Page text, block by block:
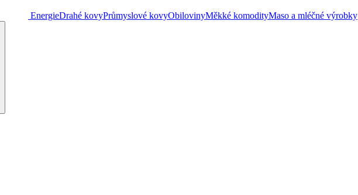
EnergieDrahé kovyPrůmyslové kovyObilovinyMěkké komodityMaso a mléčné výrobky